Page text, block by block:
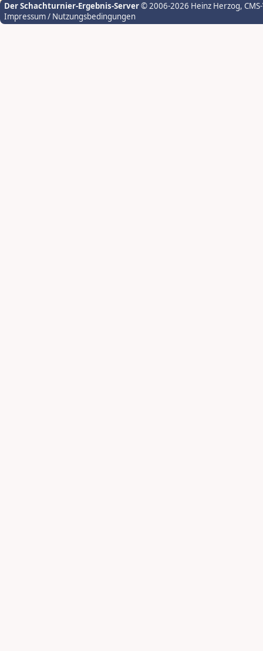
Der Schachturnier-Ergebnis-Server© 2006-2026 Heinz Herzog,
Impressum / Nutzungsbedingungen